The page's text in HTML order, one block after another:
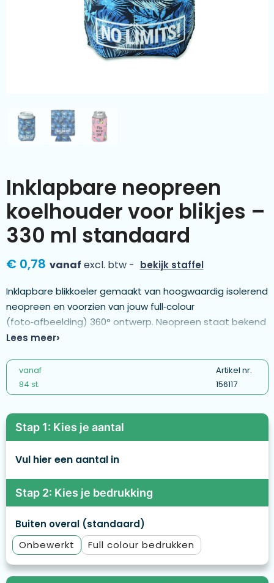
Kleding & textiel
Duurzamere geschenken
Meer categorieën
Wijn
Inklapbare neopreen
koelhouder voor blikjes –
330 ml standaard
€ 0,78 vanaf excl. btw - bekijk staffel
Inklapbare blikkoeler gemaakt van hoogwaardig isolerend
neopreen en voorzien van jouw full‑colour
(foto‑afbeelding) 360° ontwerp. Neopreen staat bekend
om zijn duurzaamheid en uitstekende thermische
Afmetingen: 10 × 13 cm. Materiaal: 3 mm neopreen met
polyester film. - MCAN01
Lees meer
vanaf
84 st.
Artikel nr.
156117
Stap 1: Kies je aantal
Vul hier een aantal in
Stap 2: Kies je bedrukking
Buiten overal (standaard)
Onbewerkt
Full colour